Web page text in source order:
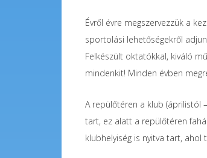
Évről évre megszervezzük a
sportolási lehetőségekről
Felkészült oktatókkal, kiváló
mindenkit! Minden évben
A repülőtéren a klub (áprilistól
tart, ez alatt a repülőtéren
klubhelyiség is nyitva tart, ahol